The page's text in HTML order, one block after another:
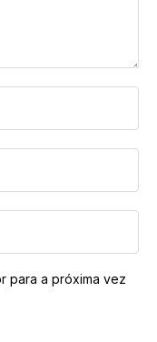
para a próxima vez